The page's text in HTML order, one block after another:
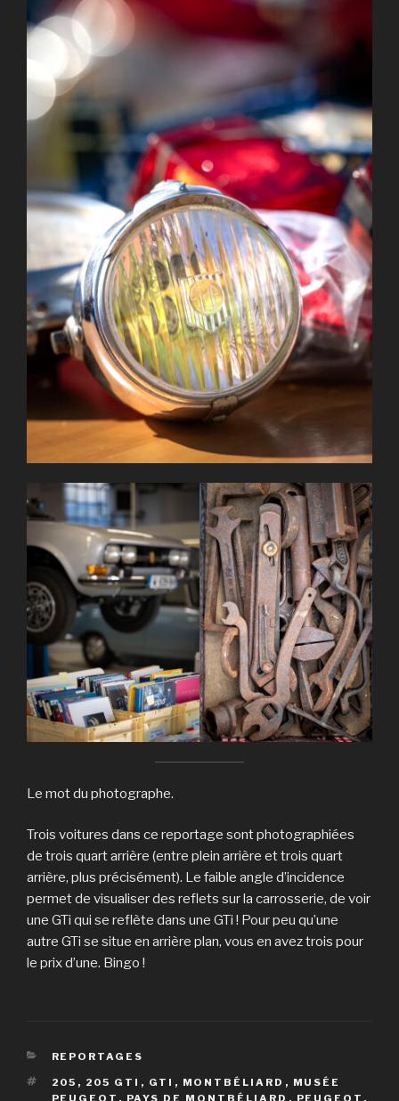
Le mot du photographe.
Trois voitures dans ce reportage sont photographiées
de trois quart arrière (entre plein arrière et trois quart
arrière, plus précisément). Le faible angle d’incidence
permet de visualiser des reflets sur la carrosserie, de voir
une GTi qui se reflète dans une GTi ! Pour peu qu’une
autre GTi se situe en arrière plan, vous en avez trois pour
le prix d’une. Bingo !
CATÉGORIES
REPORTAGES
ÉTIQUETTES
205 , 205 GTI , GTI , MONTBÉLIARD , MUSÉE
PEUGEOT , PAYS DE MONTBÉLIARD , PEUGEOT ,